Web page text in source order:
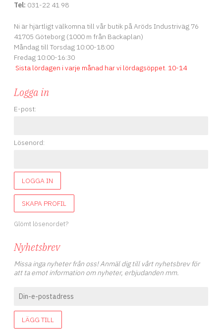
Tel: 031-22 41 98
Ni är hjärtligt välkomna till vår butik på Aröds Industriväg 76
41705 Göteborg (1000 m från Backaplan)
Måndag till Torsdag 10:00-18:00
Fredag 10:00-16:30
Sista lördagen i varje månad har vi lördagsöppet. 10-14
Logga in
E-post:
Lösenord:
LOGGA IN
SKAPA PROFIL
Glömt lösenordet?
Nyhetsbrev
Missa inga nyheter från oss! Anmäl dig till vårt nyhetsbrev för
att ta emot information om nyheter, erbjudanden mm.
LÄGG TILL